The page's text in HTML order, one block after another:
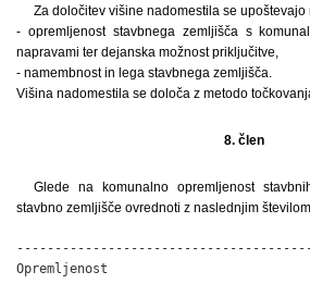
Za določitev višine nadomestila se
- opremljenost stavbnega zemljišča s
napravami ter dejanska možnost priključitve,
- namembnost in lega stavbnega zemljišča.
Višina nadomestila se določa z metodo
8. člen
Glede na komunalno opremljenost
stavbno zemljišče ovrednoti z naslednjim
Opremljenost